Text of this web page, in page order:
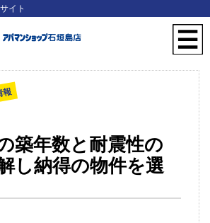
イト
築年数と耐震性の
し納得の物件を選